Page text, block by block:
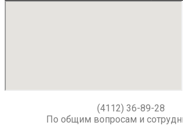
(4112) 36-89-28
По общим вопросам и